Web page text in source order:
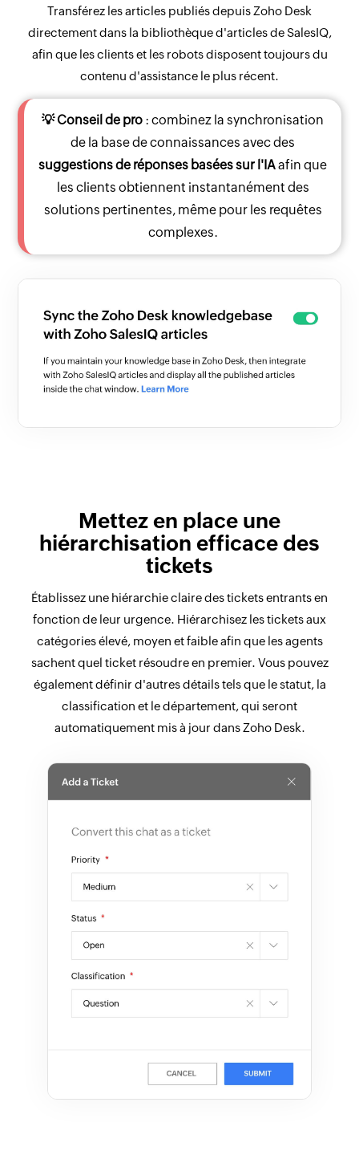
Transférez les articles publiés depuis Zoho Desk
directement dans la bibliothèque d'articles de SalesIQ,
afin que les clients et les robots disposent toujours du
contenu d'assistance le plus récent.
💡 Conseil de pro : combinez la synchronisation
de la base de connaissances avec des
suggestions de réponses basées sur l'IAafin que
les clients obtiennent instantanément des
solutions pertinentes, même pour les requêtes
complexes.
Mettez en place une
hiérarchisation efficace des
tickets
Établissez une hiérarchie claire des tickets entrants en
fonction de leur urgence. Hiérarchisez les tickets aux
catégories élevé, moyen et faible afin que les agents
sachent quel ticket résoudre en premier. Vous pouvez
également définir d'autres détails tels que le statut, la
classification et le département, qui seront
automatiquement mis à jour dans Zoho Desk.